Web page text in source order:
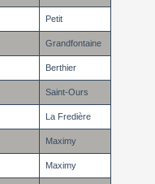
Petit
Grandfontaine
Berthier
Saint-Ours
La Fredière
Maximy
Maximy